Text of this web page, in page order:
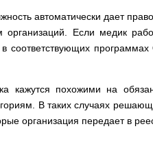
автоматически дает
Если медик
соответствующих
кажутся похожими на
В таких случаях
организация передает в